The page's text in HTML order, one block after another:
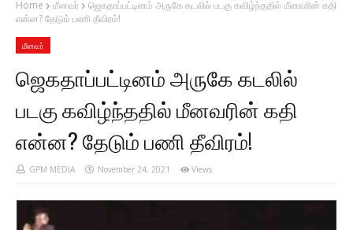
Home மீனவர்
ஜெகதாப்பட்டினம் அருகே கடலில் படகு கவிழ்ந்ததில் மீனவரின் கதி
என்ன? தேடும் பணி தீவிரம்!
மீனவர்
ஜெகதாப்பட்டினம் அருகே கடலில்
படகு கவிழ்ந்ததில் மீனவரின் கதி
என்ன? தேடும் பணி தீவிரம்!
GPM MEDIA November 24, 2021 Views